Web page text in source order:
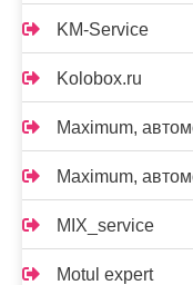
KM-Service
Kolobox.ru
Maximum,
Maximum,
MIX_service
Motul expert